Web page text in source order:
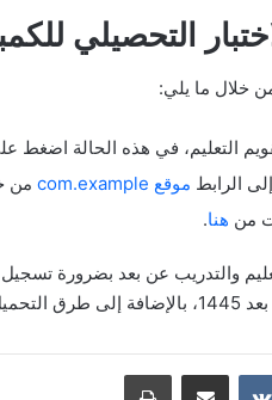
التعليم، في هذه الحالة اضغط
الرابط موقع com.example
من
من هنا.
والتدريب عن بعد بضرورة
مشاركة عبر البريد طباعة